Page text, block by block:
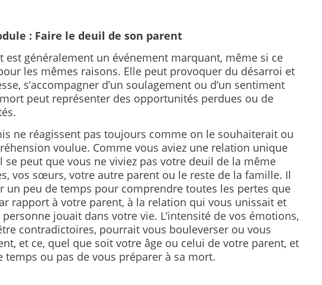
: Faire le deuil de son parent
est généralement un événement marquant, même si ce
les mêmes raisons. Elle peut provoquer du désarroi et
s’accompagner d’un soulagement ou d’un sentiment
peut représenter des opportunités perdues ou de
ne réagissent pas toujours comme on le souhaiterait ou
voulue. Comme vous aviez une relation unique
se peut que vous ne viviez pas votre deuil de la même
vos sœurs, votre autre parent ou le reste de la famille. Il
un peu de temps pour comprendre toutes les pertes que
rapport à votre parent, à la relation qui vous unissait et
jouait dans votre vie. L’intensité de vos émotions,
contradictoires, pourrait vous bouleverser ou vous
et ce, quel que soit votre âge ou celui de votre parent, et
temps ou pas de vous préparer à sa mort.